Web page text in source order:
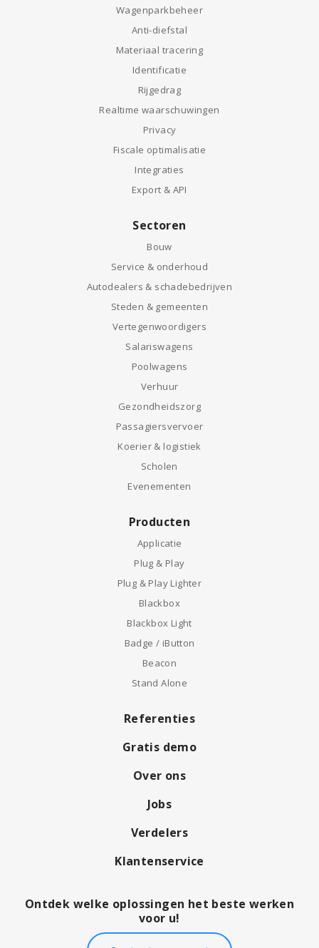
Wagenparkbeheer
Anti-diefstal
Materiaal tracering
Identificatie
Rijgedrag
Realtime waarschuwingen
Privacy
Fiscale optimalisatie
Integraties
Export & API
Sectoren
Bouw
Service & onderhoud
Autodealers & schadebedrijven
Steden & gemeenten
Vertegenwoordigers
Salariswagens
Poolwagens
Verhuur
Gezondheidszorg
Passagiersvervoer
Koerier & logistiek
Scholen
Evenementen
Producten
Applicatie
Plug & Play
Plug & Play Lighter
Blackbox
Blackbox Light
Badge / iButton
Beacon
Stand Alone
Referenties
Gratis demo
Over ons
Jobs
Verdelers
Klantenservice
Ontdek welke oplossingen het beste werken
voor u!